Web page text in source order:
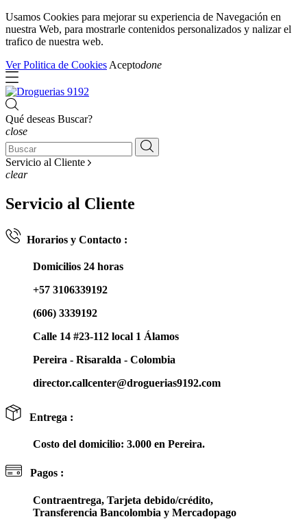
Usamos Cookies para mejorar su experiencia de Navegación en
nuestra Web, para mostrarle contenidos personalizados y nalizar el
trafico de nuestra web.
Ver Politica de Cookies Aceptodone
Qué deseas Buscar?
close
Servicio al Cliente
clear
Servicio al Cliente
Horarios y Contacto :
Domicilios 24 horas
+57 3106339192
(606) 3339192
Calle 14 #23-112 local 1 Álamos
Pereira - Risaralda - Colombia
director.callcenter@droguerias9192.com
Entrega :
Costo del domicilio: 3.000 en Pereira.
Pagos :
Contraentrega, Tarjeta debido/crédito,
Transferencia Bancolombia y Mercadopago